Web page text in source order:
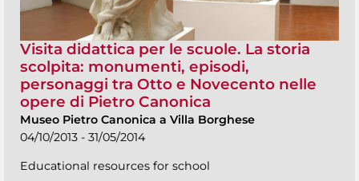
Visita didattica per le scuole. La storia
scolpita: monumenti, episodi,
personaggi tra Otto e Novecento nelle
opere di Pietro Canonica
Museo Pietro Canonica a Villa Borghese
04/10/2013 - 31/05/2014
Educational resources for school